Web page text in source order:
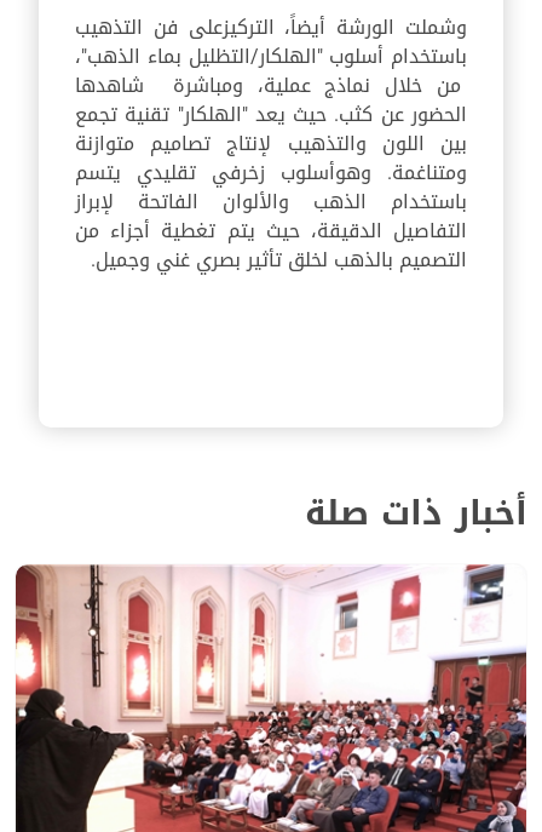
وشملت الورشة أيضاً، التركيزعلى فن التذهيب
باستخدام أسلوب "الهلكار/التظليل بماء الذهب"،
من خلال نماذج عملية، ومباشرة شاهدها
الحضور عن كثب. حيث يعد "الهلكار" تقنية تجمع
بين اللون والتذهيب لإنتاج تصاميم متوازنة
ومتناغمة. وهوأسلوب زخرفي تقليدي يتسم
باستخدام الذهب والألوان الفاتحة لإبراز
التفاصيل الدقيقة، حيث يتم تغطية أجزاء من
التصميم بالذهب لخلق تأثير بصري غني وجميل.
أخبار ذات صلة